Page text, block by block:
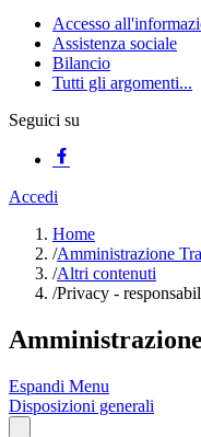
Accesso
Assistenza sociale
Bilancio
Tutti gli argomenti...
Seguici su
Accedi
Home
/Amministrazione
/Altri contenuti
/Privacy -
Espandi Menu
Disposizioni generali